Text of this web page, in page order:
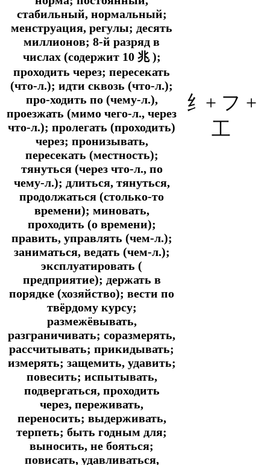
стабильный, нормальный;
менструация, регулы; десять
миллионов; 8-й разряд в
числах (содержит 10 兆);
проходить через; пересекать
(что-л.); идти сквозь (что-л.);
про-ходить по (чему-л.),
проезжать (мимо чего-л., через
что-л.); пролегать (проходить)
через; пронизывать,
пересекать (местность);
тянуться (через что-л., по
чему-л.); длиться, тянуться,
продолжаться (столько-то
времени); миновать,
проходить (о времени);
править, управлять (чем-л.);
заниматься, ведать (чем-л.);
эксплуатировать (
предприятие); держать в
порядке (хозяйство); вести по
твёрдому курсу;
размежёвывать,
разграничивать; соразмерять,
рассчитывать; прикидывать;
измерять; защемить, удавить;
повесить; испытывать,
подвергаться, проходить
через, переживать,
переносить; выдерживать,
терпеть; быть годным для;
выносить, не бояться;
повисать, удавливаться,
纟+ フ +
工